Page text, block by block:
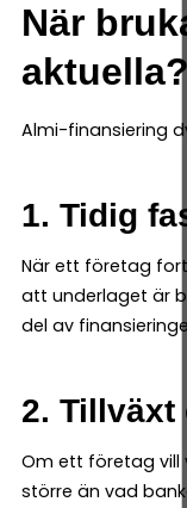
När
aktuella?
Almi-finansiering
1. Tidig
När ett företag
att underlaget är
del av
2. Tillväxt
Om ett företag vill
större än vad